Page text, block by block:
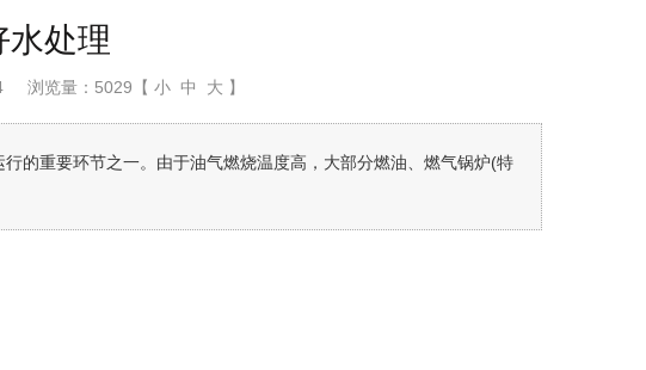
水处理
浏览量：5029【 小 中 大 】
的重要环节之一。由于油气燃烧温度高，大部分燃油、燃气锅炉(特